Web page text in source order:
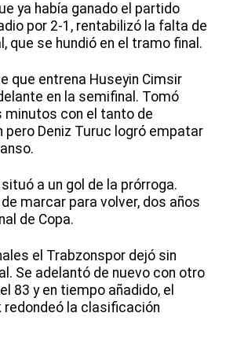
ya había ganado el partido
por 2-1, rentabilizó la falta de
que se hundió en el tramo final.
que entrena Huseyin Cimsir
en la semifinal. Tomó
minutos con el tanto de
pero Deniz Turuc logró empatar
a un gol de la prórroga.
marcar para volver, dos años
de Copa.
el Trabzonspor dejó sin
Se adelantó de nuevo con otro
83 y en tiempo añadido, el
redondeó la clasificación